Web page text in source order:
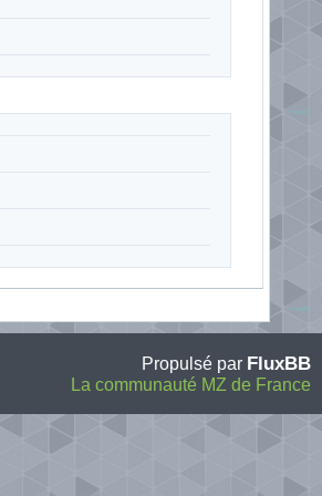
Propulsé par FluxBB